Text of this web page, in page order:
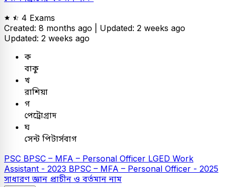
4 Exams
Created: 8 months ago | Updated: 2 weeks ago
Updated: 2 weeks ago
ক
বাকু
খ
রাশিয়া
গ
পেট্রোগ্রাদ
ঘ
সেন্ট পিটার্সবাগ
PSC BPSC – MFA – Personal Officer LGED Work
Assistant - 2023 BPSC – MFA – Personal Officer - 2025
সাধারণ জ্ঞান প্রাচীন ও বর্তমান নাম